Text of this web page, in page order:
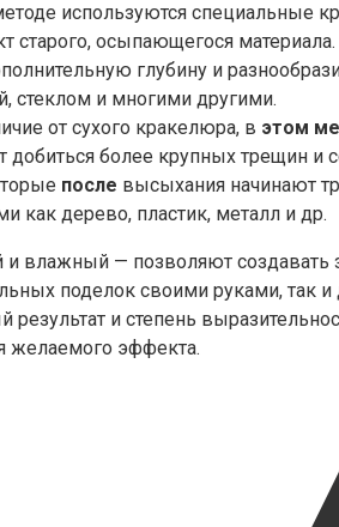
используются специальные
осыпающегося
глубину и
стеклом и многими другими.
от сухого кракелюра, в этом
добиться более крупных трещин
после высыхания начинают
как дерево, пластик, металл и др.
и влажный — позволяют
поделок своими руками,
и степень
желаемого эффекта.